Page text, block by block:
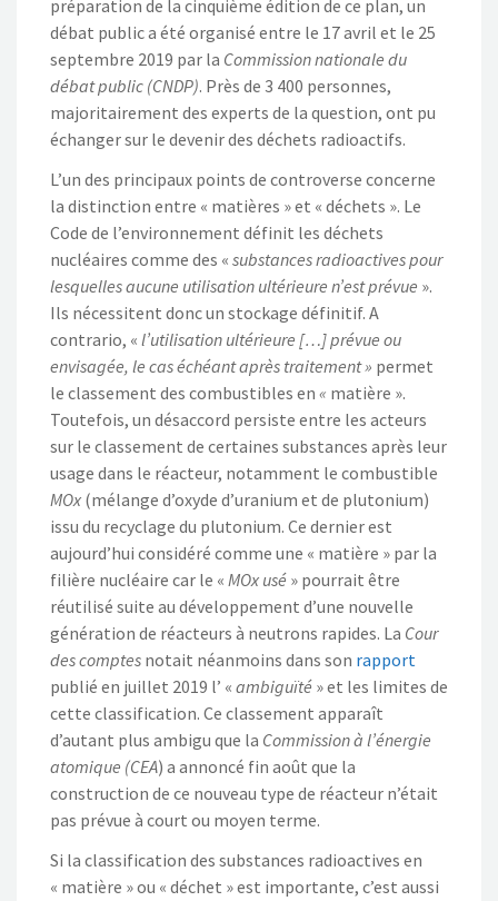
préparation de la cinquième édition de ce plan, un
débat public a été organisé entre le 17 avril et le 25
septembre 2019 par la Commission nationale du
débat public (CNDP). Près de 3 400 personnes,
majoritairement des experts de la question, ont pu
échanger sur le devenir des déchets radioactifs.
L’un des principaux points de controverse concerne
la distinction entre « matières » et « déchets ». Le
Code de l’environnement définit les déchets
nucléaires comme des « substances radioactives pour
lesquelles aucune utilisation ultérieure n’est prévue ».
Ils nécessitent donc un stockage définitif. A
contrario, « l’utilisation ultérieure […] prévue ou
envisagée, le cas échéant après traitement » permet
le classement des combustibles en « matière ».
Toutefois, un désaccord persiste entre les acteurs
sur le classement de certaines substances après leur
usage dans le réacteur, notamment le combustible
MOx (mélange d’oxyde d’uranium et de plutonium)
issu du recyclage du plutonium. Ce dernier est
aujourd’hui considéré comme une « matière » par la
filière nucléaire car le « MOx usé » pourrait être
réutilisé suite au développement d’une nouvelle
génération de réacteurs à neutrons rapides. La Cour
des comptes notait néanmoins dans son rapport
publié en juillet 2019 l’ « ambiguïté » et les limites de
cette classification. Ce classement apparaît
d’autant plus ambigu que la Commission à l’énergie
atomique (CEA) a annoncé fin août que la
construction de ce nouveau type de réacteur n’était
pas prévue à court ou moyen terme.
Si la classification des substances radioactives en
« matière » ou « déchet » est importante, c’est aussi